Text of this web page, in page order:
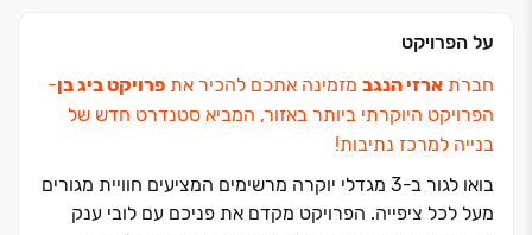
על הפרויקט
חברת ארזי הנגב מזמינה אתכם להכיר את פרויקט ביג בן‏-
הפרויקט היוקרתי ביותר באזור, המביא סטנדרט חדש של
בנייה למרכז נתיבות!
בואו לגור ב‏-‏3 מגדלי יוקרה מרשימים המציעים חוויית מגורים
מעל לכל ציפייה. הפרויקט מקדם את פניכם עם לובי ענק